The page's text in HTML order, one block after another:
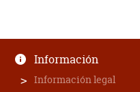
Información
Información legal